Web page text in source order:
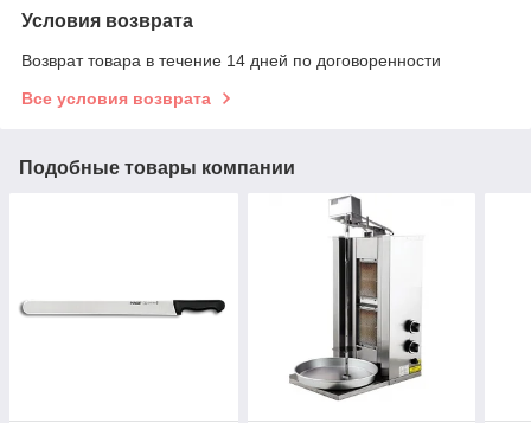
Условия возврата
Возврат товара в течение 14 дней по договоренности
Все условия возврата
Подобные товары компании